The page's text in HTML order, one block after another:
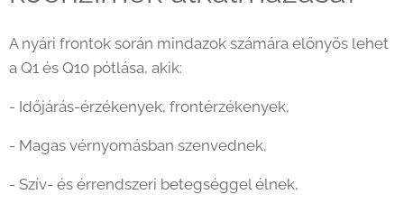
A nyári frontok során mindazok számára előnyös lehet
a Q1 és Q10 pótlása, akik:
- Időjárás-érzékenyek, frontérzékenyek,
- Magas vérnyomásban szenvednek,
- Szív- és érrendszeri betegséggel élnek,